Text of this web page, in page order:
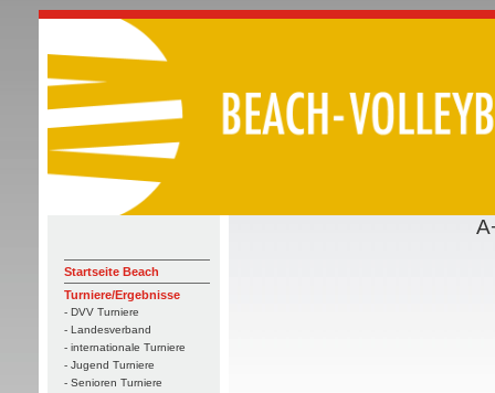
Startseite Beach
Turniere/Ergebnisse
- DVV Turniere
- Landesverband
- internationale Turniere
- Jugend Turniere
- Senioren Turniere